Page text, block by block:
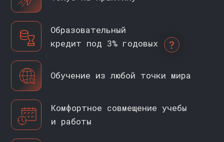
РАЗРАБОТКА
И ДАШБОРДОВ
(АНАЛИТИЧЕСКИХ ПАНЕЛЕЙ)
ДОКУМЕНТЫ ПОСЛЕ
ОКОНЧАНИЯ
ПРОГРАММЫ //
ЗАПИСАТЬСЯ НА КУРС